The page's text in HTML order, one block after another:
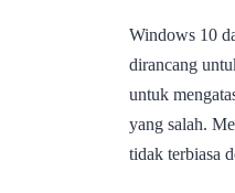
Windows 10
dirancang
untuk
yang salah.
tidak terbiasa